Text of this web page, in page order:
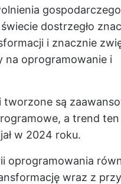
dostrzegło
i znacznie
na oprogramowanie i
tworzone są
a trend
w 2024 roku.
oprogramowania
wraz z